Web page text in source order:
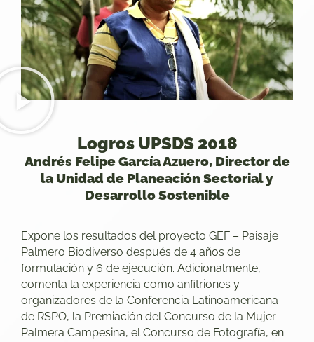
Logros UPSDS 2018
Andrés Felipe García Azuero, Director de
la Unidad de Planeación Sectorial y
Desarrollo Sostenible
Expone los resultados del proyecto GEF – Paisaje
Palmero Biodiverso después de 4 años de
formulación y 6 de ejecución. Adicionalmente,
comenta la experiencia como anfitriones y
organizadores de la Conferencia Latinoamericana
de RSPO, la Premiación del Concurso de la Mujer
Palmera Campesina, el Concurso de Fotografía, en